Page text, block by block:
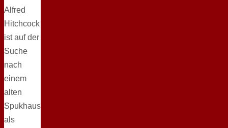
Alfred
Hitchcock
ist auf der
Suche
nach
einem
alten
Spukhaus
als